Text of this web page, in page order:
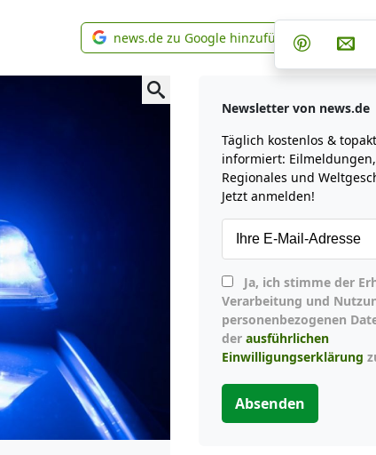
news.de zu Google
news.de zu Google hinzufügen Teilen
Newsletter von news.de
Täglich kostenlos &
informiert: Eilmeldungen,
Regionales und
Jetzt anmelden!
Verarbeitung und
personenbezogenen
der ausführlichen
Einwilligungserklärung
Absenden